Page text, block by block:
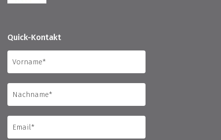
Quick-Kontakt